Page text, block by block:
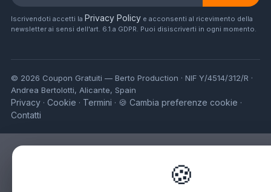
Iscrivendoti accetti la Privacy Policy e acconsenti al ricevimento della
newsletter ai sensi dell'art. 6.1.a GDPR. Puoi disiscriverti in ogni momento.
© 2026 Coupon Gratuiti — Berto Production · NIF Y/4514/312/R ·
Andrea Bertolotti, Alicante, Spain
Privacy · Cookie · Termini · 🍪 Cambia preferenze cookie ·
Contatti
🍪